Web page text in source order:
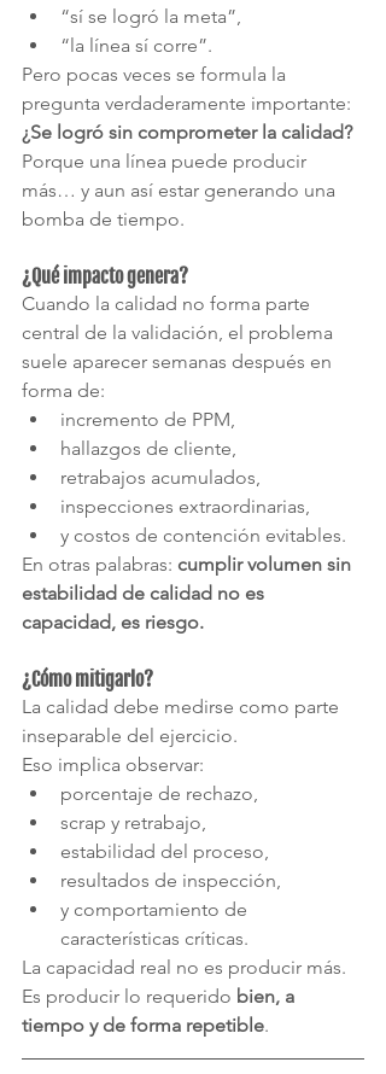
“sí se logró la meta”,
“la línea sí corre”.
Pero pocas veces se formula la
pregunta verdaderamente importante:
¿Se logró sin comprometer la calidad?
Porque una línea puede producir
más… y aun así estar generando una
bomba de tiempo.
¿Qué impacto genera?
Cuando la calidad no forma parte
central de la validación, el problema
suele aparecer semanas después en
forma de:
incremento de PPM,
hallazgos de cliente,
retrabajos acumulados,
inspecciones extraordinarias,
y costos de contención evitables.
En otras palabras: cumplir volumen sin
estabilidad de calidad no es
capacidad, es riesgo.
¿Cómo mitigarlo?
La calidad debe medirse como parte
inseparable del ejercicio.
Eso implica observar:
porcentaje de rechazo,
scrap y retrabajo,
estabilidad del proceso,
resultados de inspección,
y comportamiento de
características críticas.
La capacidad real no es producir más.
Es producir lo requerido bien, a
tiempo y de forma repetible.